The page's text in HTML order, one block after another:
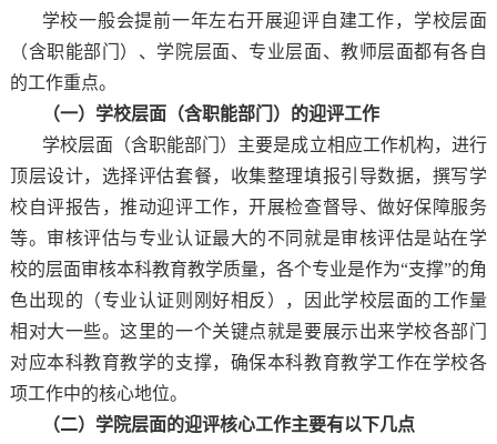
学校一般会提前一年左右开展迎评自建工作，学校层面
（含职能部门）、学院层面、专业层面、教师层面都有各自
的工作重点。
（一）学校层面（含职能部门）的迎评工作
学校层面（含职能部门）主要是成立相应工作机构，进行
顶层设计，选择评估套餐，收集整理填报引导数据，撰写学
校自评报告，推动迎评工作，开展检查督导、做好保障服务
等。审核评估与专业认证最大的不同就是审核评估是站在学
校的层面审核本科教育教学质量，各个专业是作为“支撑”的角
色出现的（专业认证则刚好相反），因此学校层面的工作量
相对大一些。这里的一个关键点就是要展示出来学校各部门
对应本科教育教学的支撑，确保本科教育教学工作在学校各
项工作中的核心地位。
（二）学院层面的迎评核心工作主要有以下几点